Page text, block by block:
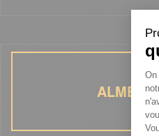
On
ALMÉA